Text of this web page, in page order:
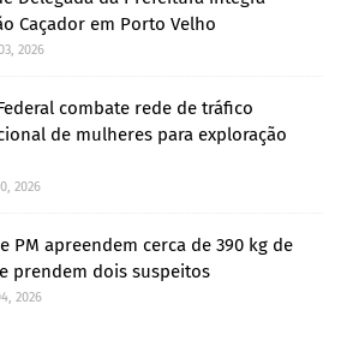
Caçador em Porto Velho
2026
combate rede de tráfico
de mulheres para exploração
2026
e PM apreendem cerca de 390 kg de
prendem dois suspeitos
2026